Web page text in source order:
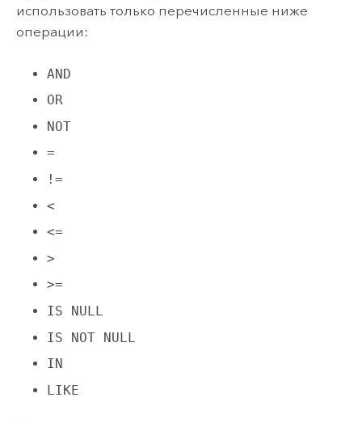
использовать только перечисленные ниже
операции:
AND
OR
NOT
=
!=
<
<=
>
>=
IS NULL
IS NOT NULL
IN
LIKE